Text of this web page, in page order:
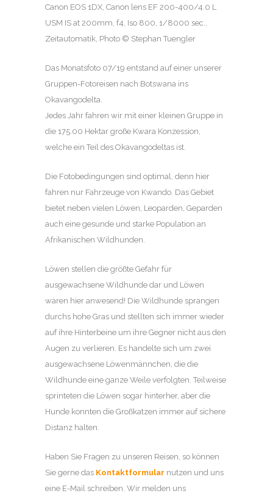
Canon EOS 1DX, Canon lens EF 200-400/4.0 L
USM IS at 200mm, f4, Iso 800, 1/8000 sec.,
Zeitautomatik, Photo © Stephan Tuengler
Das Monatsfoto 07/19 entstand auf einer unserer
Gruppen-Fotoreisen nach Botswana ins
Okavangodelta.
Jedes Jahr fahren wir mit einer kleinen Gruppe in
die 175.00 Hektar große Kwara Konzession,
welche ein Teil des Okavangodeltas ist.
Die Fotobedingungen sind optimal, denn hier
fahren nur Fahrzeuge von Kwando. Das Gebiet
bietet neben vielen Löwen, Leoparden, Geparden
auch eine gesunde und starke Population an
Afrikanischen Wildhunden.
Löwen stellen die größte Gefahr für
ausgewachsene Wildhunde dar und Löwen
waren hier anwesend! Die Wildhunde sprangen
durchs hohe Gras und stellten sich immer wieder
auf ihre Hinterbeine um ihre Gegner nicht aus den
Augen zu verlieren. Es handelte sich um zwei
ausgewachsene Löwenmännchen, die die
Wildhunde eine ganze Weile verfolgten. Teilweise
sprinteten die Löwen sogar hinterher, aber die
Hunde konnten die Großkatzen immer auf sichere
Distanz halten.
Haben Sie Fragen zu unseren Reisen, so können
Sie gerne das Kontaktformular nutzen und uns
eine E-Mail schreiben. Wir melden uns